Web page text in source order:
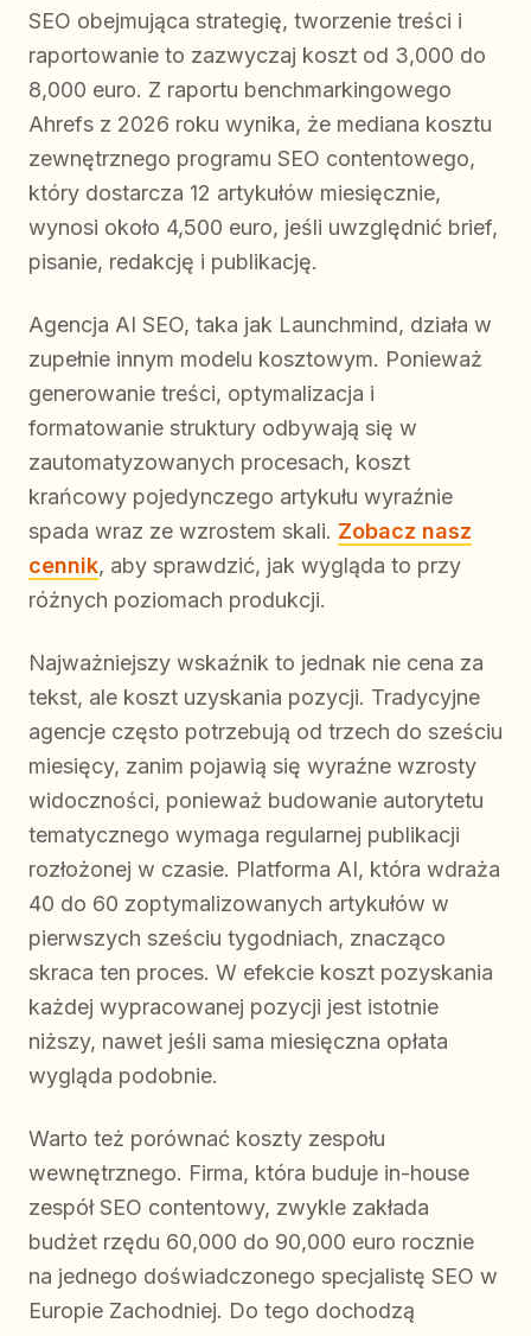
SEO obejmująca strategię, tworzenie treści i
raportowanie to zazwyczaj koszt od 3,000 do
8,000 euro. Z raportu benchmarkingowego
Ahrefs z 2026 roku wynika, że mediana kosztu
zewnętrznego programu SEO contentowego,
który dostarcza 12 artykułów miesięcznie,
wynosi około 4,500 euro, jeśli uwzględnić brief,
pisanie, redakcję i publikację.
Agencja AI SEO, taka jak Launchmind, działa w
zupełnie innym modelu kosztowym. Ponieważ
generowanie treści, optymalizacja i
formatowanie struktury odbywają się w
zautomatyzowanych procesach, koszt
krańcowy pojedynczego artykułu wyraźnie
spada wraz ze wzrostem skali. Zobacz nasz
cennik, aby sprawdzić, jak wygląda to przy
różnych poziomach produkcji.
Najważniejszy wskaźnik to jednak nie cena za
tekst, ale koszt uzyskania pozycji. Tradycyjne
agencje często potrzebują od trzech do sześciu
miesięcy, zanim pojawią się wyraźne wzrosty
widoczności, ponieważ budowanie autorytetu
tematycznego wymaga regularnej publikacji
rozłożonej w czasie. Platforma AI, która wdraża
40 do 60 zoptymalizowanych artykułów w
pierwszych sześciu tygodniach, znacząco
skraca ten proces. W efekcie koszt pozyskania
każdej wypracowanej pozycji jest istotnie
niższy, nawet jeśli sama miesięczna opłata
wygląda podobnie.
Warto też porównać koszty zespołu
wewnętrznego. Firma, która buduje in-house
zespół SEO contentowy, zwykle zakłada
budżet rzędu 60,000 do 90,000 euro rocznie
na jednego doświadczonego specjalistę SEO w
Europie Zachodniej. Do tego dochodzą